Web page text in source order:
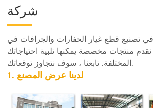
شركة
تصنيع قطع غيار الحفارات والجرافات في
منتجات مخصصة يمكنها تلبية احتياجاتك
المختلفة. تابعنا ، سوف نتجاوز توقعاتك.
1. لدينا عرض المصنع